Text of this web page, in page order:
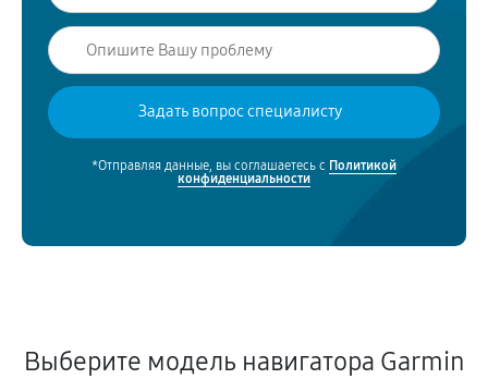
*Отправляя данные, вы соглашаетесь с Политикой
конфиденциальности
Выберите модель навигатора Garmin